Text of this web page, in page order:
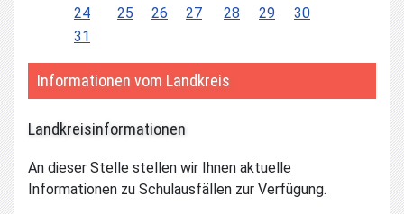
24
25 26 27 28 29
30
31
Informationen vom Landkreis
Landkreisinformationen
An dieser Stelle stellen wir Ihnen aktuelle
Informationen zu Schulausfällen zur Verfügung.